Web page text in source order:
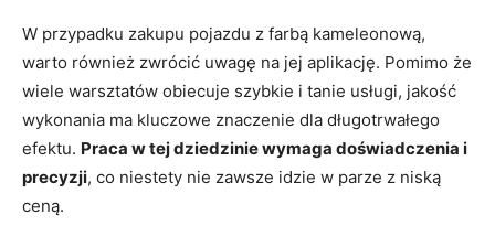
W przypadku zakupu pojazdu z farbą kameleonową,
warto również zwrócić uwagę na jej aplikację. Pomimo że
wiele warsztatów obiecuje szybkie i tanie usługi, jakość
wykonania ma kluczowe znaczenie dla długotrwałego
efektu. Praca w tej dziedzinie wymaga doświadczenia i
precyzji, co niestety nie zawsze idzie w parze z niską
ceną.